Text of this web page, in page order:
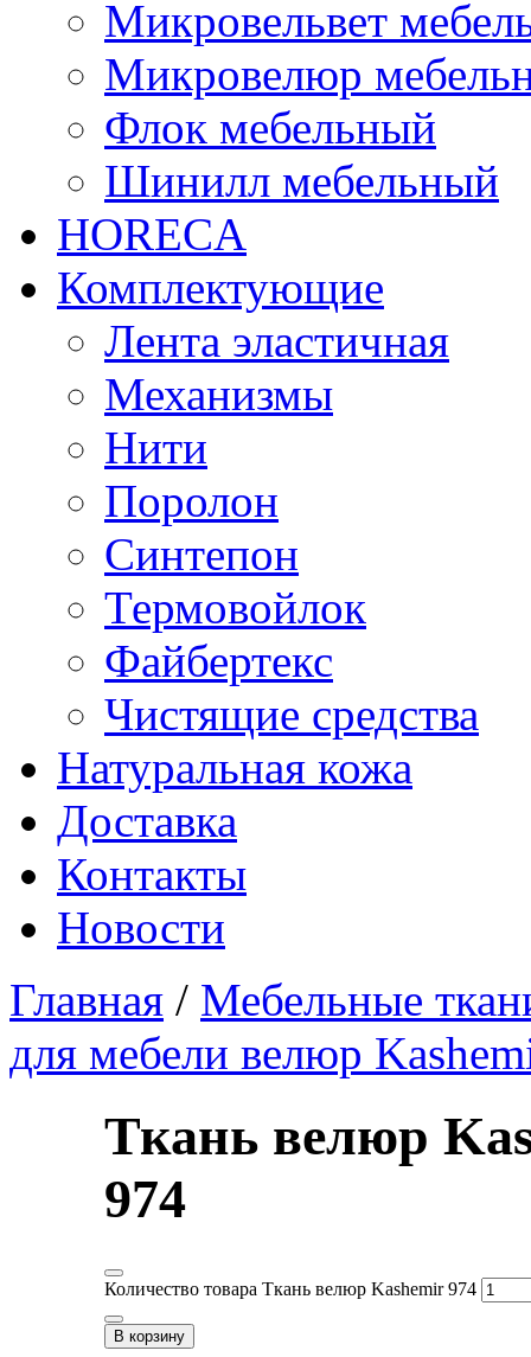
Микровельвет
Микровелюр
Флок мебельный
Шинилл мебельный
HORECA
Комплектующие
Лента эластичная
Механизмы
Нити
Поролон
Синтепон
Термовойлок
Файбертекс
Чистящие средства
Натуральная кожа
Доставка
Контакты
Новости
Главная / Мебельные
для мебели велюр
Ткань велюр
974
Количество товара Ткань велюр Kashemir 974
В корзину